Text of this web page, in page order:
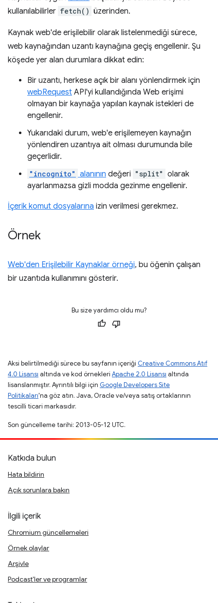
kullanılabilirler fetch() üzerinden.
Kaynak web'de erişilebilir olarak listelenmediği sürece,
web kaynağından uzantı kaynağına geçiş engellenir. Şu
köşede yer alan durumlara dikkat edin:
Bir uzantı, herkese açık bir alanı yönlendirmek için
webRequest API'yi kullandığında Web erişimi
olmayan bir kaynağa yapılan kaynak istekleri de
engellenir.
Yukarıdaki durum, web'e erişilemeyen kaynağın
yönlendiren uzantıya ait olması durumunda bile
geçerlidir.
"incognito" alanının değeri "split" olarak
ayarlanmazsa gizli modda gezinme engellenir.
İçerik komut dosyalarına izin verilmesi gerekmez.
Örnek
Web'den Erişilebilir Kaynaklar örneği, bu öğenin çalışan
bir uzantıda kullanımını gösterir.
Bu size yardımcı oldu mu?
Aksi belirtilmediği sürece bu sayfanın içeriği Creative Commons Atıf
4.0 Lisansı altında ve kod örnekleri Apache 2.0 Lisansı altında
lisanslanmıştır. Ayrıntılı bilgi için Google Developers Site
Politikaları'na göz atın. Java, Oracle ve/veya satış ortaklarının
tescilli ticari markasıdır.
Son güncelleme tarihi: 2013-05-12 UTC.
Katkıda bulun
Hata bildirin
Açık sorunlara bakın
İlgili içerik
Chromium güncellemeleri
Örnek olaylar
Arşivle
Podcast'ler ve programlar